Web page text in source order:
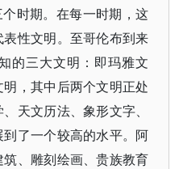
时期。在每一时期，这
性文明。至哥伦布到来
的三大文明：即玛雅文
，其中后两个文明正处
天文历法、象形文字、
了一个较高的水平。阿
、雕刻绘画、贵族教育